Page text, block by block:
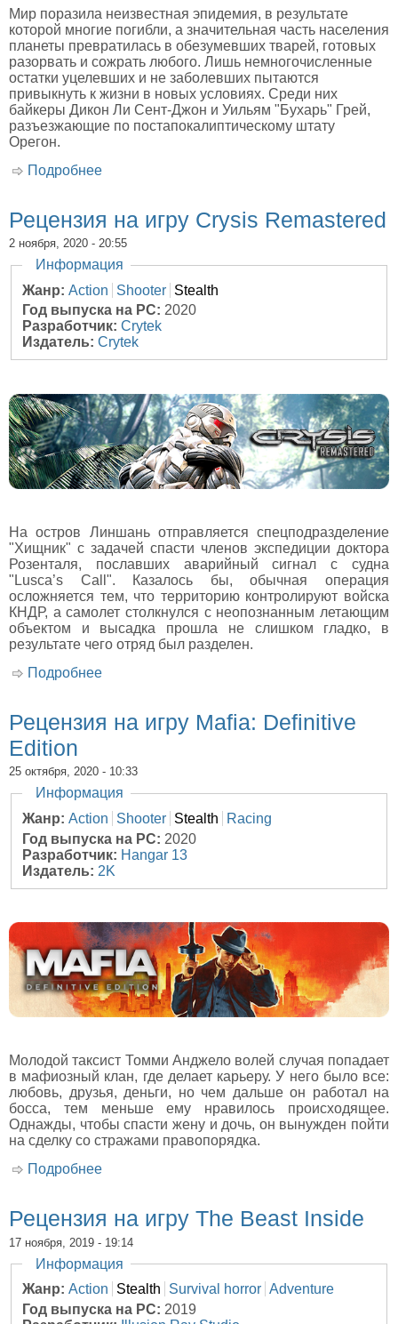
Мир поразила неизвестная эпидемия, в результате
которой многие погибли, а значительная часть населения
планеты превратилась в обезумевших тварей, готовых
разорвать и сожрать любого. Лишь немногочисленные
остатки уцелевших и не заболевших пытаются
привыкнуть к жизни в новых условиях. Среди них
байкеры Дикон Ли Сент-Джон и Уильям "Бухарь" Грей,
разъезжающие по постапокалиптическому штату
Орегон.
Подробнее
Рецензия на игру Crysis Remastered
2 ноября, 2020 - 20:55
Скрыть
Информация
Жанр: Action Shooter Stealth
Год выпуска на PC: 2020
Разработчик: Crytek
Издатель: Crytek
На остров Линшань отправляется спецподразделение
"Хищник" с задачей спасти членов экспедиции доктора
Розенталя, пославших аварийный сигнал с судна
"Lusca’s Call". Казалось бы, обычная операция
осложняется тем, что территорию контролируют войска
КНДР, а самолет столкнулся с неопознанным летающим
объектом и высадка прошла не слишком гладко, в
результате чего отряд был разделен.
Подробнее
Рецензия на игру Mafia: Definitive
Edition
25 октября, 2020 - 10:33
Скрыть
Информация
Жанр: Action Shooter Stealth
Racing
Год выпуска на PC: 2020
Разработчик: Hangar 13
Издатель: 2K
Молодой таксист Томми Анджело волей случая попадает
в мафиозный клан, где делает карьеру. У него было все:
любовь, друзья, деньги, но чем дальше он работал на
босса, тем меньше ему нравилось происходящее.
Однажды, чтобы спасти жену и дочь, он вынужден пойти
на сделку со стражами правопорядка.
Подробнее
Рецензия на игру The Beast Inside
17 ноября, 2019 - 19:14
Скрыть
Информация
Жанр: Action Stealth Survival horror Adventure
Год выпуска на PC: 2019